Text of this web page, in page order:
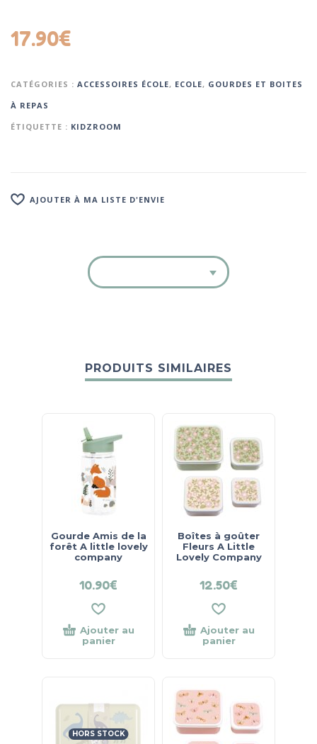
17.90€
CATÉGORIES : ACCESSOIRES ÉCOLE, ECOLE, GOURDES ET BOITES
À REPAS
ÉTIQUETTE : KIDZROOM
AJOUTER À MA LISTE D'ENVIE
PRODUITS SIMILAIRES
Gourde Amis de la
forêt A little lovely
company
10.90€
Ajouter au
panier
Boîtes à goûter
Fleurs A Little
Lovely Company
12.50€
Ajouter au
panier
HORS STOCK